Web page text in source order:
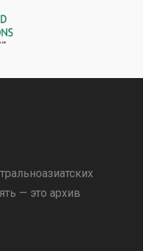
— это архив